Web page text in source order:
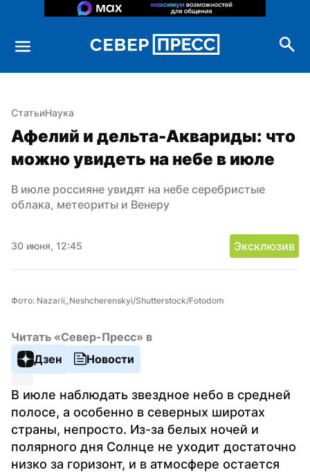
СтатьиНаука
Афелий и дельта-Аквариды: что
можно увидеть на небе в июле
В июле россияне увидят на небе серебристые
облака, метеориты и Венеру
30 июня, 12:45 Эксклюзив
Фото: Nazarii_Neshcherenskyi/Shutterstock/Fotodom
Читать «Север-Пресс» в
Дзен
Новости
В июле наблюдать звездное небо в средней
полосе, а особенно в северных широтах
страны, непросто. Из-за белых ночей и
полярного дня Солнце не уходит достаточно
низко за горизонт, и в атмосфере остается